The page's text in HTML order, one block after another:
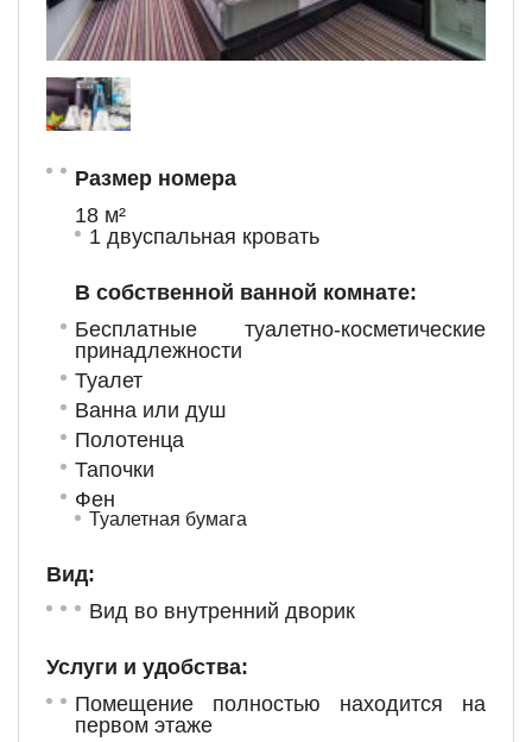
Размер номера
18 м²
1 двуспальная кровать
В собственной ванной комнате:
Бесплатные туалетно-косметические
принадлежности
Туалет
Ванна или душ
Полотенца
Тапочки
Фен
Туалетная бумага
Вид:
Вид во внутренний дворик
Услуги и удобства: ​
Помещение полностью находится на
первом этаже